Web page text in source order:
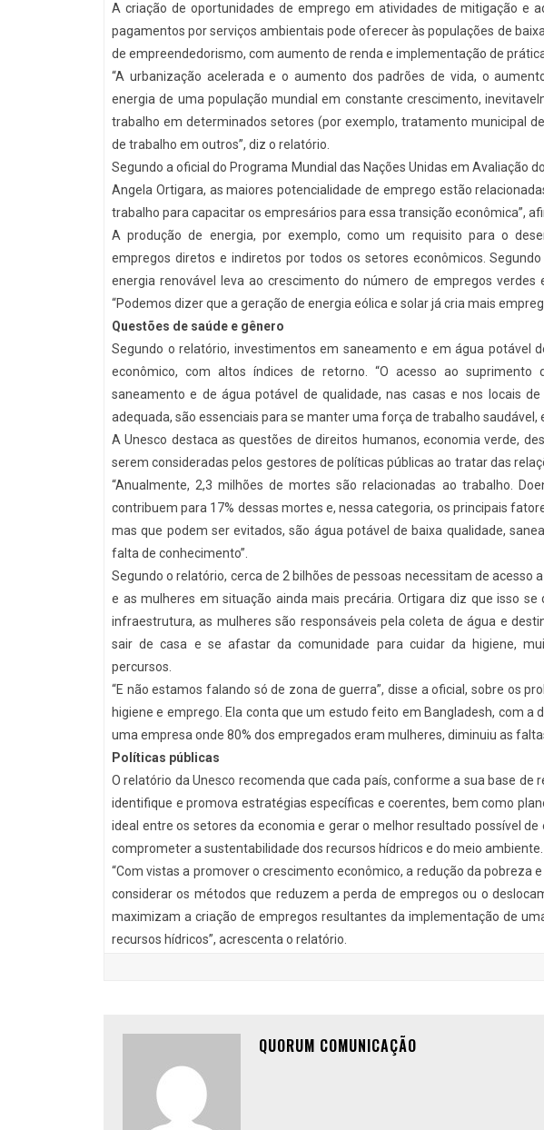
A criação de oportunidades de emprego em atividades de mitigação e
pagamentos por serviços ambientais pode oferecer às populações de
de empreendedorismo, com aumento de renda e implementação de
“A urbanização acelerada e o aumento dos padrões de vida, o
energia de uma população mundial em constante crescimento,
trabalho em determinados setores (por exemplo, tratamento municipal
de trabalho em outros”, diz o relatório.
Segundo a oficial do Programa Mundial das Nações Unidas em Avaliação
Angela Ortigara, as maiores potencialidade de emprego estão
trabalho para capacitar os empresários para essa transição econômica”,
A produção de energia, por exemplo, como um requisito para o
empregos diretos e indiretos por todos os setores econômicos.
energia renovável leva ao crescimento do número de empregos verdes
“Podemos dizer que a geração de energia eólica e solar já cria mais
Questões de saúde e gênero
Segundo o relatório, investimentos em saneamento e em água potável
econômico, com altos índices de retorno. “O acesso ao suprimento
saneamento e de água potável de qualidade, nas casas e nos locais
adequada, são essenciais para se manter uma força de trabalho saudável,
A Unesco destaca as questões de direitos humanos, economia verde,
serem consideradas pelos gestores de políticas públicas ao tratar das
“Anualmente, 2,3 milhões de mortes são relacionadas ao trabalho.
contribuem para 17% dessas mortes e, nessa categoria, os principais
mas que podem ser evitados, são água potável de baixa qualidade,
falta de conhecimento”.
Segundo o relatório, cerca de 2 bilhões de pessoas necessitam de acesso
e as mulheres em situação ainda mais precária. Ortigara diz que isso
infraestrutura, as mulheres são responsáveis pela coleta de água e
sair de casa e se afastar da comunidade para cuidar da higiene,
percursos.
“E não estamos falando só de zona de guerra”, disse a oficial, sobre os
higiene e emprego. Ela conta que um estudo feito em Bangladesh, com a
uma empresa onde 80% dos empregados eram mulheres, diminuiu as
Políticas públicas
O relatório da Unesco recomenda que cada país, conforme a sua base de
identifique e promova estratégias específicas e coerentes, bem como
ideal entre os setores da economia e gerar o melhor resultado possível
comprometer a sustentabilidade dos recursos hídricos e do meio ambiente.
“Com vistas a promover o crescimento econômico, a redução da pobreza
considerar os métodos que reduzem a perda de empregos ou o
maximizam a criação de empregos resultantes da implementação de
recursos hídricos”, acrescenta o relatório.
QUORUM COMUNICAÇÃO